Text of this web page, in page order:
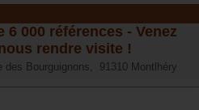
6 000 références - Venez
rendre visite !
des Bourguignons, 91310 Montlhéry